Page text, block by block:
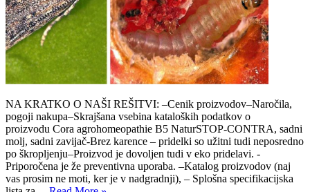
NA KRATKO O NAŠI REŠITVI: –Cenik proizvodov–Naročila,
pogoji nakupa–Skrajšana vsebina kataloških podatkov o
proizvodu Cora agrohomeopathie B5 NaturSTOP-CONTRA, sadni
molj, sadni zavijač-Brez karence – pridelki so užitni tudi neposredno
po škropljenju–Proizvod je dovoljen tudi v eko pridelavi. -
Priporočena je že preventivna uporaba. –Katalog proizvodov (naj
vas prosim ne moti, ker je v nadgradnji), – Splošna specifikacijska